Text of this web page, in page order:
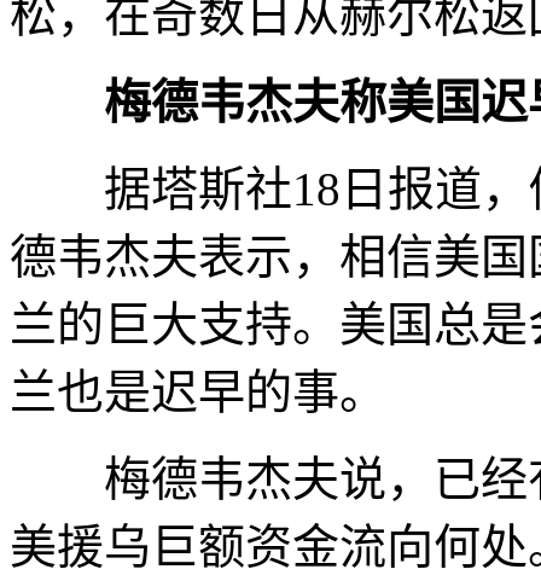
松，在奇数日从赫尔松
梅德韦杰夫称美国
据塔斯社18日报道，
德韦杰夫表示，相信美
兰的巨大支持。美国总
兰也是迟早的事。
梅德韦杰夫说，已经
美援乌巨额资金流向何处